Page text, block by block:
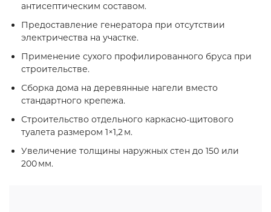
антисептическим составом.
Предоставление генератора при отсутствии
электричества на участке.
Применение сухого профилированного бруса при
строительстве.
Сборка дома на деревянные нагели вместо
стандартного крепежа.
Строительство отдельного каркасно‑щитового
туалета размером 1×1,2 м.
Увеличение толщины наружных стен до 150 или
200 мм.